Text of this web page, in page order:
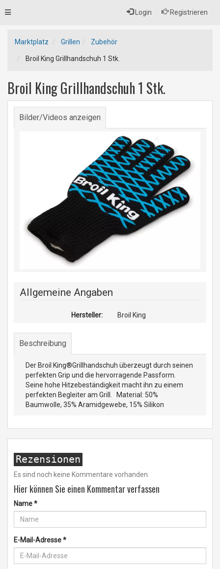
Login Registrieren
Toggle
Marktplatz Grillen Zubehör
Broil King Grillhandschuh 1 Stk.
Broil King Grillhandschuh 1 Stk.
Bilder/Videos anzeigen
Allgemeine Angaben
Hersteller: Broil King
Beschreibung
Der Broil King®Grillhandschuh überzeugt durch seinen
perfekten Grip und die hervorragende Passform.
Seine hohe Hitzebeständigkeit macht ihn zu einem
perfekten Begleiter am Grill. Material: 50%
Baumwolle, 35% Aramidgewebe, 15% Silikon
Rezensionen
Es sind noch keine Kommentare vorhanden.
Hier können Sie einen Kommentar verfassen
Name*
E-Mail-Adresse*